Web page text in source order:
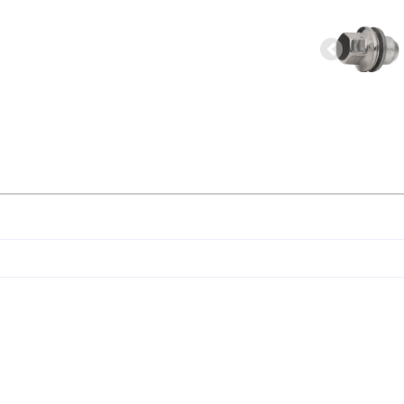
Previous